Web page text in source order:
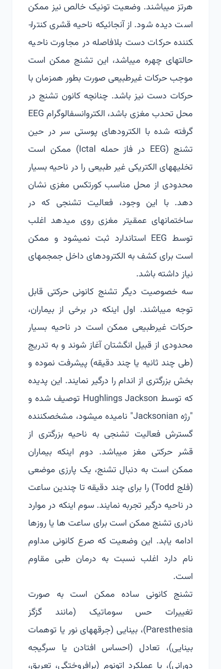
هرتز می­باشند. وضعیت تونیک خالص نیز ممکن
است دیده شود. از آنجائیکه ناحیه قشری کنترل­
کننده حرکات دست بلافاصله در مجاورت ناحیه
حالتهای چهره می­باشد، این تشنج ممکن است
موجب حرکات غیرطبیعی صورت بطور همزمان با
حرکات دست نیز باشد. چنانچه کانون تشنج در
محل تحدب مغزی باشد، الکتروانسفالوگرام EEG
گرفته شده با الکترودهای پوستی سر در حین
تشنج (EEG در فاز حمله Ictal) ممکن است
تخلیه­های الکتریکی غیر طبیعی را در ناحیه بسیار
محدودی از محل مناسب کورتکس مغزی نشان
دهد. با این وجود، فعالیت تشنجی که در
ساختمان­های عمقی­تر مغزی روی می­دهد اغلب
توسط EEG استاندارد ثبت نمی­شود و ممکن
است برای کشف به الکترودهای داخل جمجمه­ای
نیاز داشته باشد.
سه خصوصیت دیگر تشنج کانونی حرکتی قابل
توجه می­باشند. اول اینکه در برخی از بیماران،
حرکات غیرطبیعی ممکن است در ناحیه بسیار
محدودی از قبیل انگشتان آغاز شوند و به تدریج
(طی چند ثانیه یا چند دقیقه) پیشرفت نموده و
بخش بزرگتری از اندام را درگیر نمایند. این پدیده
که توسط Hughlings Jackson توصیف شده و
"رژه Jacksonian" نامیده می­شود، مشخص­کننده
گسترش فعالیت تشنجی به ناحیه بزرگتری از
قشر حرکتی مغز می­باشد. دوم اینکه بیماران
ممکن است به دنبال تشنج، یک پارزی موضعی
(فلج Todd) را برای چند دقیقه تا چندین ساعت
در ناحیه درگیر تجربه نمایند. سوم اینکه در موارد
نادری تشنج ممکن است برای ساعت ها یا روزها
ادامه یابد. این وضعیت که صرع کانونی مداوم
نام دارد اغلب نسبت به درمان طبی مقاوم
است.
تشنج کانونی ساده ممکن است به صورت
تغییرات حس سوماتیک (مانند گزگز
Paresthesia)، بینایی (جرقه­های نور یا توهمات
بینایی)، تعادل (احساس افتادن یا سرگیجه
دورانی)، یا عملکرد اتونوم (برافروختگی، تعریق،